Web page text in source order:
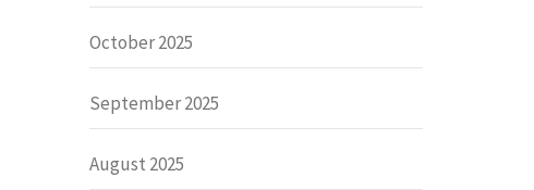
October 2025
September 2025
August 2025